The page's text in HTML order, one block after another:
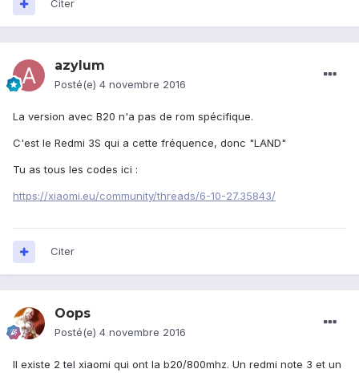
Citer
azylum
Posté(e) 4 novembre 2016
La version avec B20 n'a pas de rom spécifique.
C'est le Redmi 3S qui a cette fréquence, donc "LAND"
Tu as tous les codes ici :
https://xiaomi.eu/community/threads/6-10-27.35843/
Citer
Oops
Posté(e) 4 novembre 2016
Il existe 2 tel xiaomi qui ont la b20/800mhz. Un redmi note 3 et un